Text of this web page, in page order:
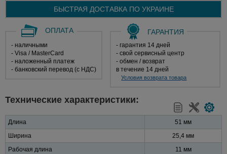
БЫСТРАЯ ДОСТАВКА ПО УКРАИНЕ
ОПЛАТА
- наличными
- Visa / MasterCard
- наложенный платеж
- банковский перевод (с НДС)
ГАРАНТИЯ
- гарантия 14 дней
- свой сервисный центр
- обмен / возврат
в течение 14 дней
Условия возврата товара
Технические характеристики:
Длина
51 мм
Ширина
25,4 мм
Рабочая длина
11 мм